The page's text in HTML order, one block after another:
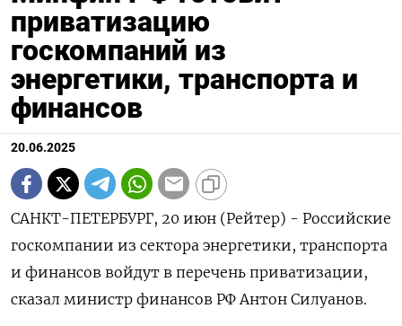
приватизацию
госкомпаний из
энергетики, транспорта и
финансов
20.06.2025
САНКТ-ПЕТЕРБУРГ, 20 июн (Рейтер) - Российские
госкомпании из сектора энергетики, транспорта
и финансов войдут в перечень приватизации,
сказал министр финансов РФ Антон Силуанов.